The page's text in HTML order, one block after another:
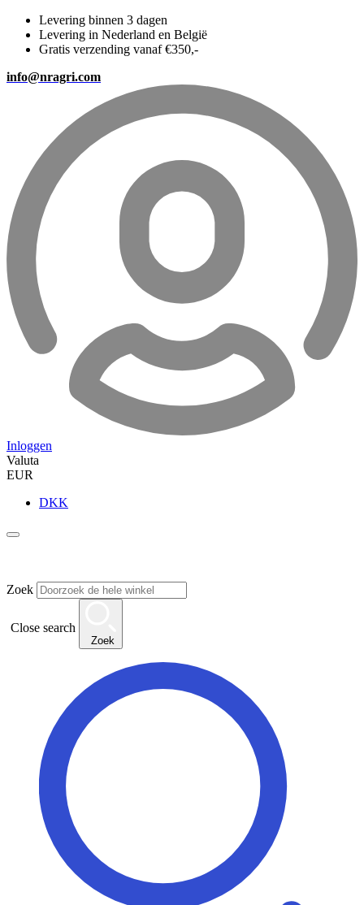
Levering binnen 3 dagen
Levering in Nederland en België
Gratis verzending vanaf €350,-
info@nragri.com
Inloggen
Valuta
EUR
DKK
Zoek
Close search
Zoek